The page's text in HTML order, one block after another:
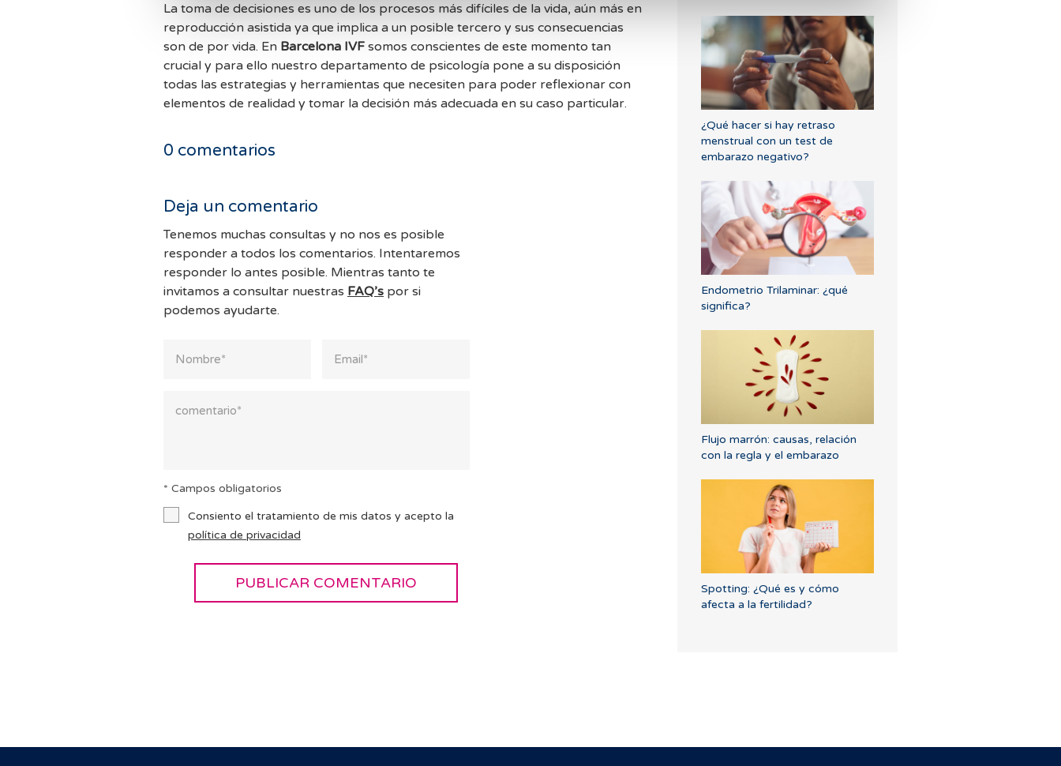
La toma de decisiones es uno de los procesos más difíciles de la vida, aún más en
reproducción asistida ya que implica a un posible tercero y sus consecuencias
son de por vida. En Barcelona IVF somos conscientes de este momento tan
crucial y para ello nuestro departamento de psicología pone a su disposición
todas las estrategias y herramientas que necesiten para poder reflexionar con
elementos de realidad y tomar la decisión más adecuada en su caso particular.
0 comentarios
Deja un comentario
Tenemos muchas consultas y no nos es posible
responder a todos los comentarios. Intentaremos
responder lo antes posible. Mientras tanto te
invitamos a consultar nuestras FAQ’s por si
podemos ayudarte.
* Campos obligatorios
Consiento el tratamiento de mis datos y acepto la
política de privacidad
¿Qué hacer si hay retraso
menstrual con un test de
embarazo negativo?
Endometrio Trilaminar: ¿qué
significa?
Flujo marrón: causas, relación
con la regla y el embarazo
Spotting: ¿Qué es y cómo
afecta a la fertilidad?